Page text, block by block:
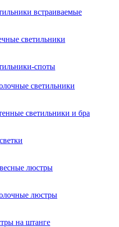
встраиваемые
светильники
споты
светильники
светильники и бра
люстры
люстры
на штанге